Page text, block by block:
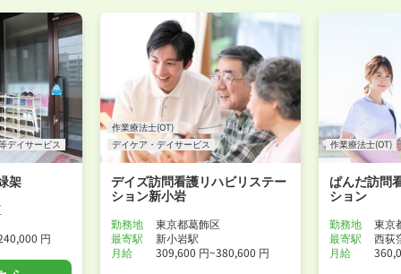
デイサービス
架
円
作業療法士(OT)
デイケア・デイサービス
デイズ訪問看護リハビリステー
ション新小岩
勤務地
東京都葛飾区
最寄駅
新小岩駅
月給
309,600 円~380,600 円
作業療法士(OT)
ぱんだ訪問
ション
勤務地
東京
最寄駅
西荻
月給